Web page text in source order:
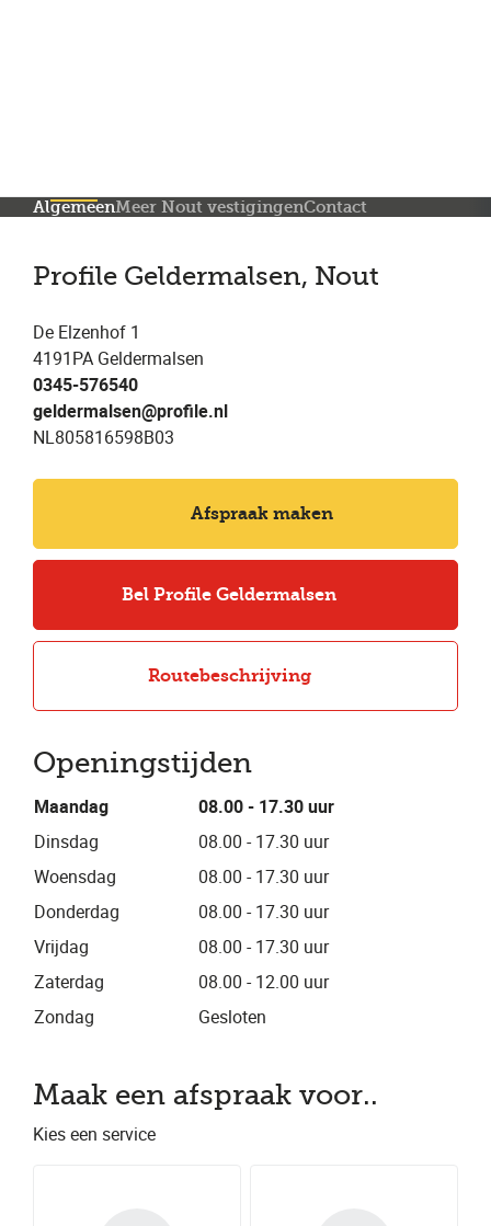
AlgemeenMeer Nout vestigingenContact
Maak een afspraak voor..
Kies een service
Profile Geldermalsen, Nout
De Elzenhof 1
4191PA Geldermalsen
0345-576540
geldermalsen@profile.nl
NL805816598B03
Afspraak maken
Bel Profile Geldermalsen
Routebeschrijving
Openingstijden
Maandag
08.00 - 17.30 uur
Dinsdag
08.00 - 17.30 uur
Woensdag
08.00 - 17.30 uur
Donderdag
08.00 - 17.30 uur
Vrijdag
08.00 - 17.30 uur
Zaterdag
08.00 - 12.00 uur
Zondag
Gesloten